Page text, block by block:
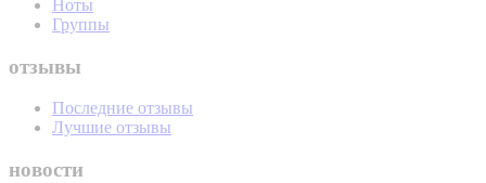
Ноты
Группы
отзывы
Последние отзывы
Лучшие отзывы
новости